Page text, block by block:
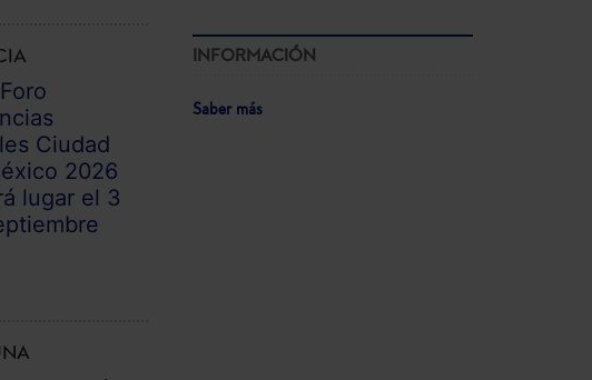
Ciudad
2026
lugar el 3
INFORMACIÓN
Saber más